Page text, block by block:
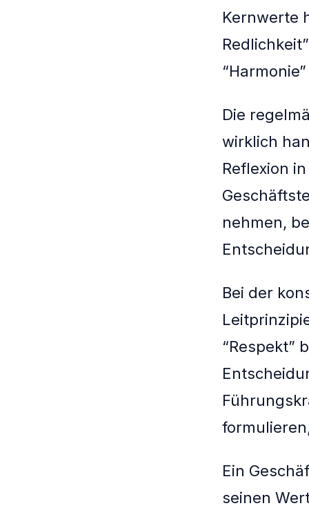
Kernwerte
Die
wirklich
Reflexion
nehmen,
Bei der
“Respekt”
Ein
seinen